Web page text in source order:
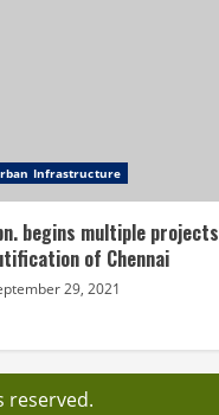
Infrastructure
begins multiple
of Chennai
29, 2021
reserved.